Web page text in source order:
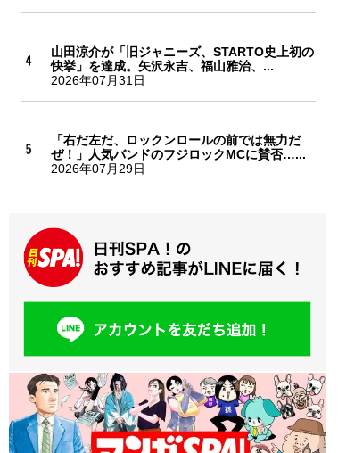
山田涼介が「旧ジャニーズ、STARTO史上初の
快挙」を達成。矢沢永吉、福山雅治、...
2026年07月31日
「右だ左だ、ロックンロールの前では無力だ
ぜ！」人気バンドのフジロックMCに賛否…...
2026年07月29日